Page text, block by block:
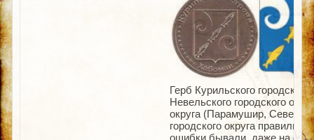
Герб Курильского
Невельского городского
округа (Парамушир,
городского округа
ошибки бывали, даже на